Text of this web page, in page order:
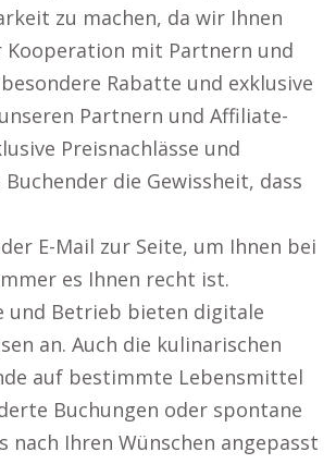
zu machen, da wir Ihnen
Kooperation mit Partnern und
Rabatte und exklusive
Partnern und Affiliate-
Preisnachlässe und
die Gewissheit, dass
E-Mail zur Seite, um Ihnen bei
es Ihnen recht ist.
und Betrieb bieten digitale
an. Auch die kulinarischen
auf bestimmte Lebensmittel
Buchungen oder spontane
nach Ihren Wünschen angepasst